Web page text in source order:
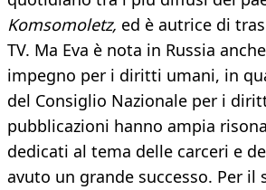
Komsomoletz, ed è autrice di
TV. Ma Eva è nota in Russia
impegno per i diritti umani, in
del Consiglio Nazionale per i
pubblicazioni hanno ampia
dedicati al tema delle carceri e
avuto un grande successo. Per il